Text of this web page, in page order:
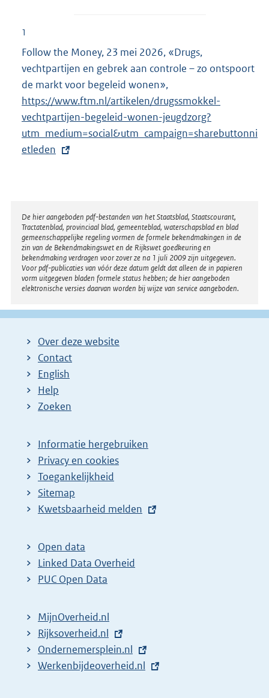
i
n
:
1
Follow the Money, 23 mei 2026, «Drugs,
vechtpartijen en gebrek aan controle – zo ontspoort
de markt voor begeleid wonen»,
x
t
e
i
n
k
:
https://www.ftm.nl/artikelen/drugssmokkel-
vechtpartijen-begeleid-wonen-jeugdzorg?
utm_medium=social&utm_campaign=sharebuttonni
etleden
Disclaimer
De hier aangeboden pdf-bestanden van het Staatsblad, Staatscourant,
Tractatenblad, provinciaal blad, gemeenteblad, waterschapsblad en blad
gemeenschappelijke regeling vormen de formele bekendmakingen in de
zin van de Bekendmakingswet en de Rijkswet goedkeuring en
bekendmaking verdragen voor zover ze na 1 juli 2009 zijn uitgegeven.
Voor pdf-publicaties van vóór deze datum geldt dat alleen de in papieren
vorm uitgegeven bladen formele status hebben; de hier aangeboden
elektronische versies daarvan worden bij wijze van service aangeboden.
Over deze website
Contact
English
Help
Zoeken
Informatie hergebruiken
Privacy en cookies
Toegankelijkheid
Sitemap
E
t
e
r
l
i
n
k
Kwetsbaarheid melden
Open data
Linked Data Overheid
PUC Open Data
MijnOverheid.nl
E
x
t
Rijksoverheid.nl
E
x
Ondernemersplein.nl
E
Werkenbijdeoverheid.nl